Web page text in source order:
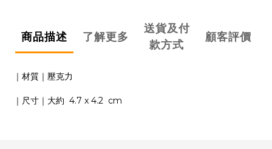
商品描述 了解更多
送貨及付
款方式
顧客評價
｜材質｜壓克力
｜尺寸｜大約 4.7 x 4.2 cm